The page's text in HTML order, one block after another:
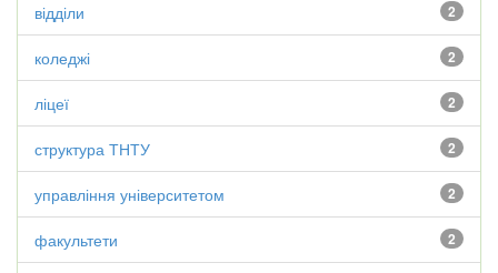
2
відділи
2
коледжі
2
ліцеї
2
структура ТНТУ
2
управління університетом
2
факультети